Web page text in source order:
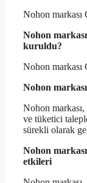
Nohon
Nohon
kuruldu?
Nohon markası
Nohon
Nohon
ve tüketici
sürekli olarak
Nohon
etkileri